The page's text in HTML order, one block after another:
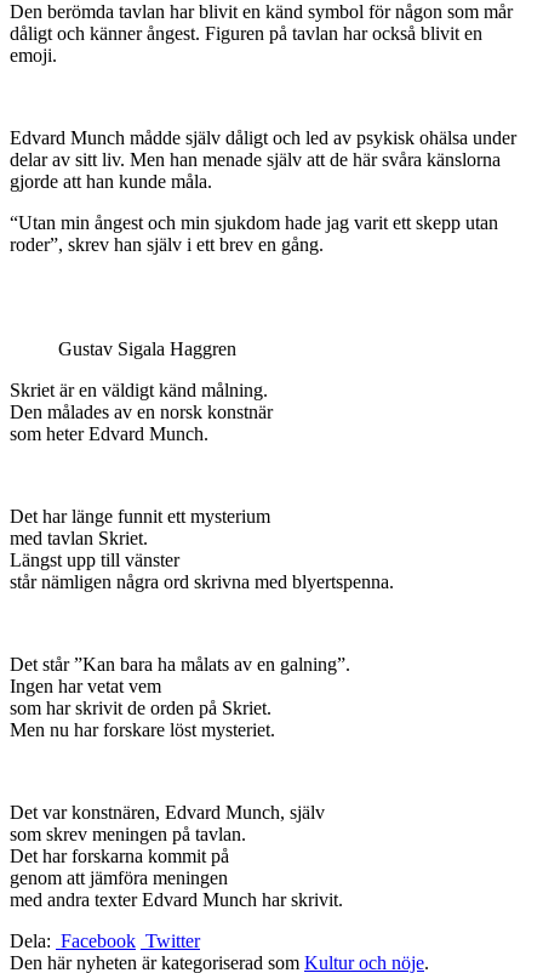
Den berömda tavlan har blivit en känd symbol för någon som mår
dåligt och känner ångest. Figuren på tavlan har också blivit en
emoji.
Edvard Munch mådde själv dåligt och led av psykisk ohälsa under
delar av sitt liv. Men han menade själv att de här svåra känslorna
gjorde att han kunde måla.
“Utan min ångest och min sjukdom hade jag varit ett skepp utan
roder”, skrev han själv i ett brev en gång.
Gustav Sigala Haggren
Skriet är en väldigt känd målning.
Den målades av en norsk konstnär
som heter Edvard Munch.
Det har länge funnit ett mysterium
med tavlan Skriet.
Längst upp till vänster
står nämligen några ord skrivna med blyertspenna.
Det står ”Kan bara ha målats av en galning”.
Ingen har vetat vem
som har skrivit de orden på Skriet.
Men nu har forskare löst mysteriet.
Det var konstnären, Edvard Munch, själv
som skrev meningen på tavlan.
Det har forskarna kommit på
genom att jämföra meningen
med andra texter Edvard Munch har skrivit.
Dela: Facebook Twitter
Den här nyheten är kategoriserad som Kultur och nöje.